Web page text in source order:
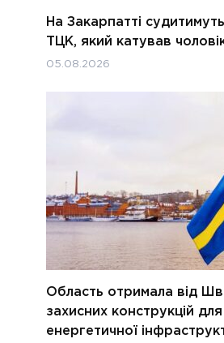
На Закарпатті
ТЦК, який катував
05.08.2026
Область отримала від
захисних конструкцій для
енергетичної